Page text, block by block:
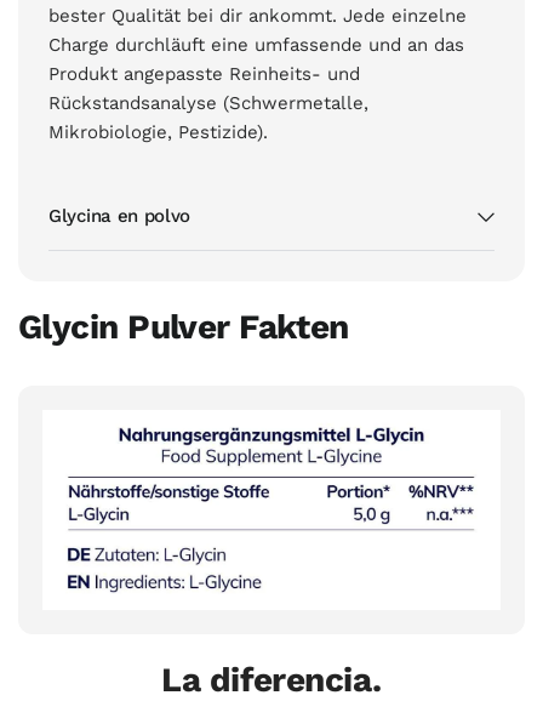
bester Qualität bei dir ankommt. Jede einzelne
Charge durchläuft eine umfassende und an das
Produkt angepasste Reinheits- und
Rückstandsanalyse (Schwermetalle,
Mikrobiologie, Pestizide).
Glycina en polvo
Glycin Pulver Fakten
La diferencia.